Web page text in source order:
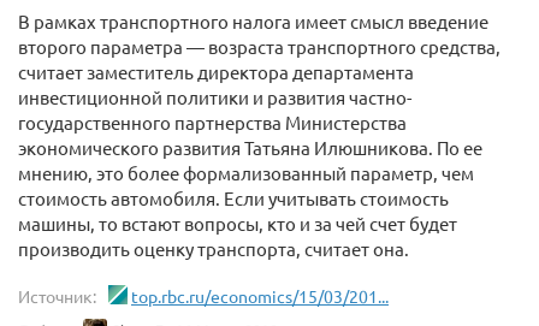
В рамках транспортного налога имеет смысл введение
второго параметра — возраста транспортного средства,
считает заместитель директора департамента
инвестиционной политики и развития частно-
государственного партнерства Министерства
экономического развития Татьяна Илюшникова. По ее
мнению, это более формализованный параметр, чем
стоимость автомобиля. Если учитывать стоимость
машины, то встают вопросы, кто и за чей счет будет
производить оценку транспорта, считает она.
Источник: top.rbc.ru/economics/15/03/201...